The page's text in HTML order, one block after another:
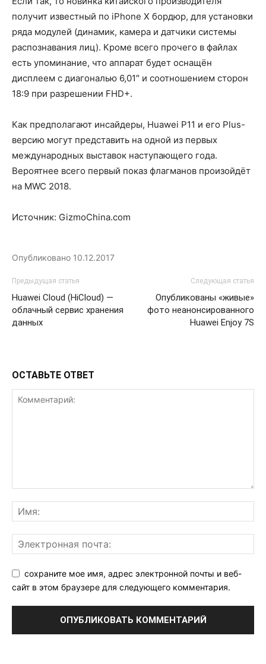
получит известный по iPhone X бордюр, для установки
ряда модулей (динамик, камера и датчики системы
распознавания лиц). Кроме всего прочего в файлах
есть упоминание, что аппарат будет оснащён
дисплеем с диагональю 6,01″ и соотношением сторон
18:9 при разрешении FHD+.
Как предполагают инсайдеры, Huawei P11 и его Plus-
версию могут представить на одной из первых
международных выставок наступающего года.
Вероятнее всего первый показ флагманов произойдёт
на MWC 2018.
Источник: GizmoChina.com
Опубликовано 10.12.2017
Предыдущая статья
Huawei Cloud (HiCloud) —
облачный сервис хранения
данных
Следующая статья
Опубликованы «живые»
фото неанонсированного
Huawei Enjoy 7S
ОСТАВЬТЕ ОТВЕТ
сохраните мое имя, адрес электронной почты и веб-
сайт в этом браузере для следующего комментария.